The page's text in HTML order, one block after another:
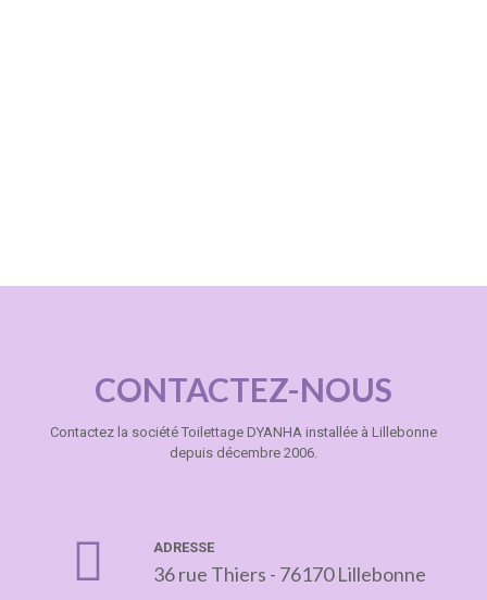
CONTACTEZ-NOUS
Contactez la société Toilettage DYANHA installée à Lillebonne
depuis décembre 2006.
ADRESSE
36 rue Thiers - 76170 Lillebonne